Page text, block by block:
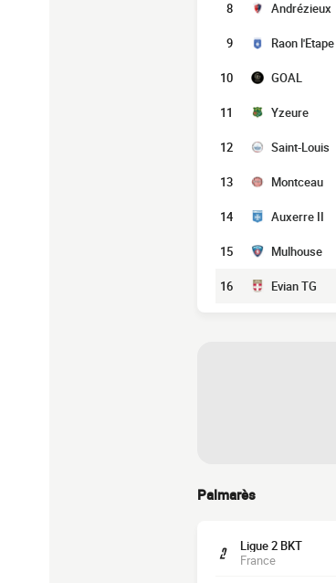
8 Andrézieux
9 Raon l'Etape
10 GOAL
11 Yzeure
12 Saint-Louis
13 Montceau
14 Auxerre II
15 Mulhouse
16 Evian TG
Palmarès
Ligue 2 BKT
France